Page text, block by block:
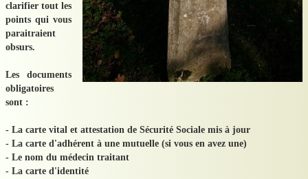
clarifier tout les
points qui vous
paraitraient
obsurs.
Les documents
obligatoires
sont :
- La carte vital et attestation de Sécurité Sociale mis à jour
- La carte d'adhérent à une mutuelle (si vous en avez une)
- Le nom du médecin traitant
- La carte d'identité